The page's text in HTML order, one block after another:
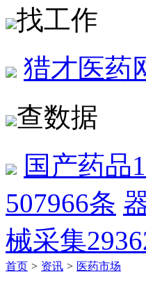
找工作
猎才医药
查数据
国产药品
507966条
械采集
首页 > 资讯 > 医药市场